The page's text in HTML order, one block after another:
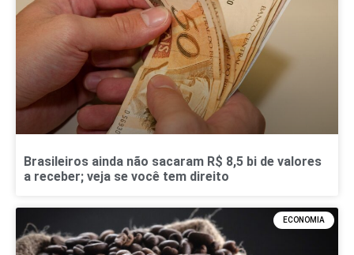
Brasileiros ainda não sacaram R$ 8,5 bi de valores
a receber; veja se você tem direito
ECONOMIA